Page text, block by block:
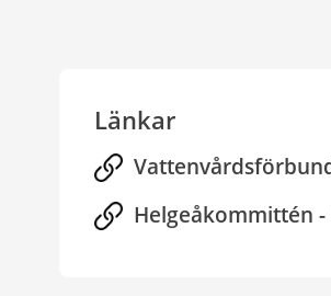
Länkar
Helgeåkommittén